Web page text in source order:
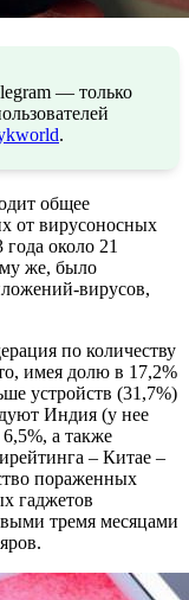
— только
.
общее
от вирусоносных
около 21
же, было
вирусов,
по количеству
имея долю в 17,2%
устройств (31,7%)
Индия (у нее
а также
– Китае –
пораженных
гаджетов
тремя месяцами